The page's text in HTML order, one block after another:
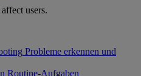
users.
Probleme erkennen und
Routine-Aufgaben